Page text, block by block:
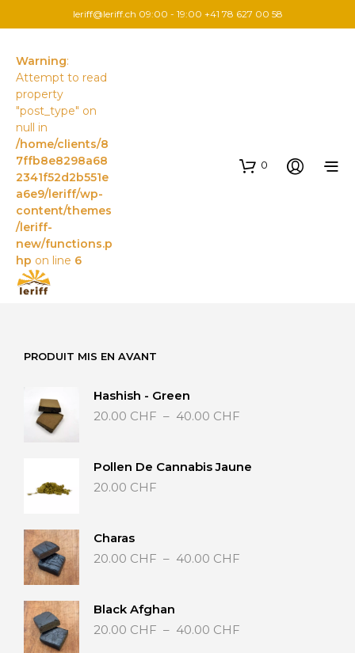
leriff@leriff.ch 09:00 - 19:00 +41 78 627 00 58
Warning:
Attempt to read
property
"post_type" on
null in
/home/clients/8
7ffb8e8298a68
2341f52d2b551e
a6e9/leriff/wp-
content/themes
/leriff-
new/functions.p
hp on line 6
0
PRODUIT MIS EN AVANT
Hashish - Green
20.00 CHF – 40.00 CHF
à
Pollen De Cannabis Jaune
20.00 CHF
Charas
20.00 CHF – 40.00 CHF
Black Afghan
20.00 CHF – 40.00 CHF